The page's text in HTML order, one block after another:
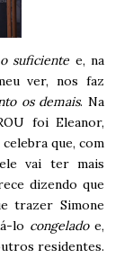
suficiente e, na
ver, nos faz
os demais. Na
foi Eleanor,
que, com
vai ter mais
dizendo que
trazer Simone
lo congeladoe,
residentes.